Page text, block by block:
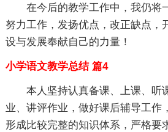
在今后的教学工作中，我仍将一
努力工作，发扬优点，改正缺点，
设与发展奉献自己的力量！
小学语文教学总结 篇4
本人坚持认真备课、上课、听
业、讲评作业，做好课后辅导工作
形成比较完整的知识体系，严格要